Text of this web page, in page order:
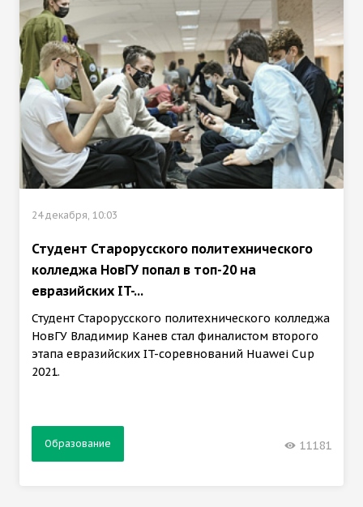
24 декабря, 10:03
Студент Старорусского политехнического
колледжа НовГУ попал в топ-20 на
евразийских IT-...
Студент Старорусского политехнического колледжа
НовГУ Владимир Канев стал финалистом второго
этапа евразийских IT-соревнований Huawei Cup
2021.
Образование 11181